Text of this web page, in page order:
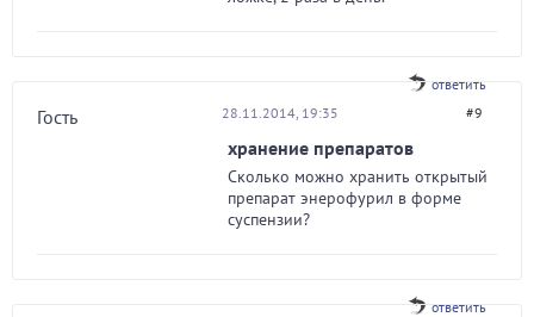
ответить
Гость 28.11.2014, 19:35 #9
хранение препаратов
Сколько можно хранить открытый
препарат энерофурил в форме
суспензии?
ответить